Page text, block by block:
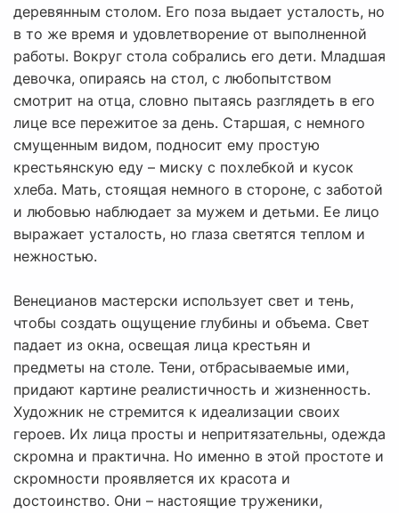
деревянным столом. Его поза выдает усталость, но
в то же время и удовлетворение от выполненной
работы. Вокруг стола собрались его дети. Младшая
девочка, опираясь на стол, с любопытством
смотрит на отца, словно пытаясь разглядеть в его
лице все пережитое за день. Старшая, с немного
смущенным видом, подносит ему простую
крестьянскую еду – миску с похлебкой и кусок
хлеба. Мать, стоящая немного в стороне, с заботой
и любовью наблюдает за мужем и детьми. Ее лицо
выражает усталость, но глаза светятся теплом и
нежностью.
Венецианов мастерски использует свет и тень,
чтобы создать ощущение глубины и объема. Свет
падает из окна, освещая лица крестьян и
предметы на столе. Тени, отбрасываемые ими,
придают картине реалистичность и жизненность.
Художник не стремится к идеализации своих
героев. Их лица просты и непритязательны, одежда
скромна и практична. Но именно в этой простоте и
скромности проявляется их красота и
достоинство. Они – настоящие труженики,